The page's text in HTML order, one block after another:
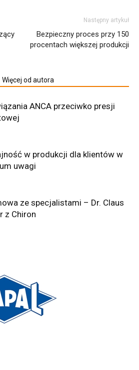
Następny artykuł
Bezpieczny proces przy 150
procentach większej produkcji
Więcej od autora
ANCA przeciwko presji
w produkcji dla klientów w
uwagi
ze specjalistami – Dr. Claus
z Chiron